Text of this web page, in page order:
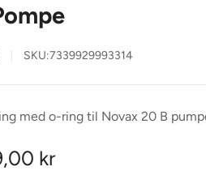
SKU:7339929993314
med o-ring til Novax 20 B
kr